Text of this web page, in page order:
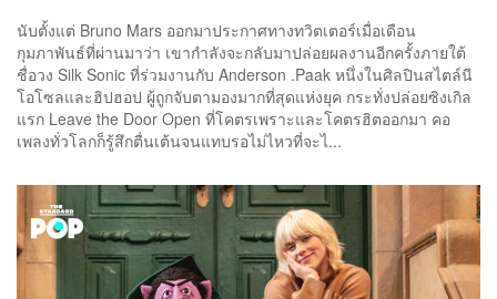
นับตั้งแต่ Bruno Mars ออกมาประกาศทางทวิตเตอร์เมื่อเดือน
กุมภาพันธ์ที่ผ่านมาว่า เขากำลังจะกลับมาปล่อยผลงานอีกครั้งภายใต้
ชื่อวง Silk Sonic ที่ร่วมงานกับ Anderson .Paak หนึ่งในศิลปินสไตล์นี
โอโซลและฮิปฮอป ผู้ถูกจับตามองมากที่สุดแห่งยุค กระทั่งปล่อยซิงเกิล
แรก Leave the Door Open ที่โคตรเพราะและโคตรฮิตออกมา คอ
เพลงทั่วโลกก็รู้สึกตื่นเต้นจนแทบรอไม่ไหวที่จะไ...